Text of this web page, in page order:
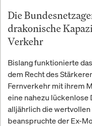
Die
drakonische
Verkehr
Bislang funktionierte
dem Recht des
Fernverkehr mit ihrem
eine nahezu lückenlose
alljährlich die
beanspruchte der Ex-